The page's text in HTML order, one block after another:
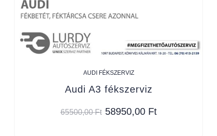
AUDI FÉKSZERVIZ
Audi A3 fékszerviz
65500,00Ft 58950,00 Ft